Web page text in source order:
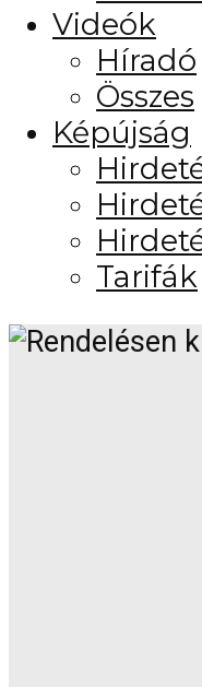
Videók
Híradó
Összes
Képújság
Tarifák